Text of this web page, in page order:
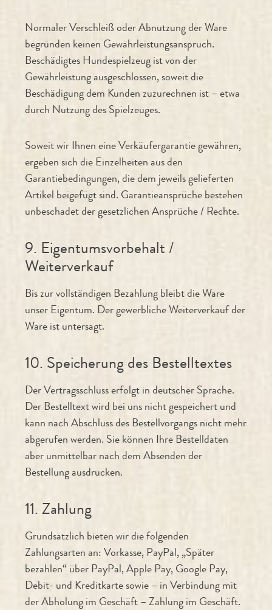
Normaler Verschleiß oder Abnutzung der Ware
begründen keinen Gewährleistungsanspruch.
Beschädigtes Hundespielzeug ist von der
Gewährleistung ausgeschlossen, soweit die
Beschädigung dem Kunden zuzurechnen ist – etwa
durch Nutzung des Spielzeuges.
Soweit wir Ihnen eine Verkäufergarantie gewähren,
ergeben sich die Einzelheiten aus den
Garantiebedingungen, die dem jeweils gelieferten
Artikel beigefügt sind. Garantieansprüche bestehen
unbeschadet der gesetzlichen Ansprüche / Rechte.
9. Eigentumsvorbehalt /
Weiterverkauf
Bis zur vollständigen Bezahlung bleibt die Ware
unser Eigentum. Der gewerbliche Weiterverkauf der
Ware ist untersagt.
10. Speicherung des Bestelltextes
Der Vertragsschluss erfolgt in deutscher Sprache.
Der Bestelltext wird bei uns nicht gespeichert und
kann nach Abschluss des Bestellvorgangs nicht mehr
abgerufen werden. Sie können Ihre Bestelldaten
aber unmittelbar nach dem Absenden der
Bestellung ausdrucken.
11. Zahlung
Grundsätzlich bieten wir die folgenden
Zahlungsarten an: Vorkasse, PayPal, „Später
bezahlen“ über PayPal, Apple Pay, Google Pay,
Debit- und Kreditkarte sowie – in Verbindung mit
der Abholung im Geschäft – Zahlung im Geschäft.